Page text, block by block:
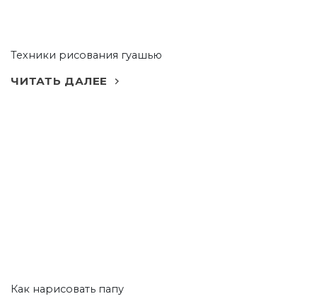
Техники рисования гуашью
ЧИТАТЬ ДАЛЕЕ
Как нарисовать папу